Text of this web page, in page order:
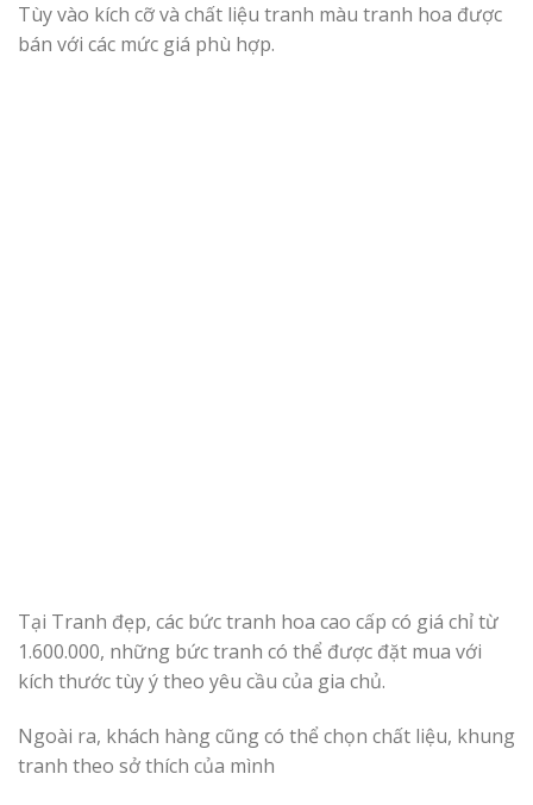
Tùy vào kích cỡ và chất liệu tranh màu tranh hoa được
bán với các mức giá phù hợp.
Tại Tranh đẹp, các bức tranh hoa cao cấp có giá chỉ từ
1.600.000, những bức tranh có thể được đặt mua với
kích thước tùy ý theo yêu cầu của gia chủ.
Ngoài ra, khách hàng cũng có thể chọn chất liệu, khung
tranh theo sở thích của mình